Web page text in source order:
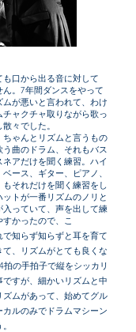
口から出る音に対して
。7年間ダンスをやって
が悪いと言われて、わけ
ャクチャ取りながら歌っ
々でした。
ゃんとリズムと言うもの
曲のドラム、それもバス
ネアだけを聞く練習。ハイ
ース、ギター、ピアノ、
それだけを聞く練習をし
トが一番リズムのノリと
っていて、声を出して練
かったので、こ
知らず知らずと耳を育て
、リズムがとても良くな
の手拍子で縦をシッカリ
すが、細かいリズムと中
ムがあって、始めてグル
ルのみでドラムマシーン